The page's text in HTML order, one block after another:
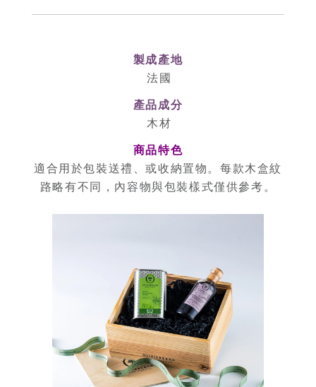
製成產地
法國
產品成分
木材
商品特色
適合用於包裝送禮、或收納置物。每款木盒紋
路略有不同，內容物與包裝樣式僅供參考。